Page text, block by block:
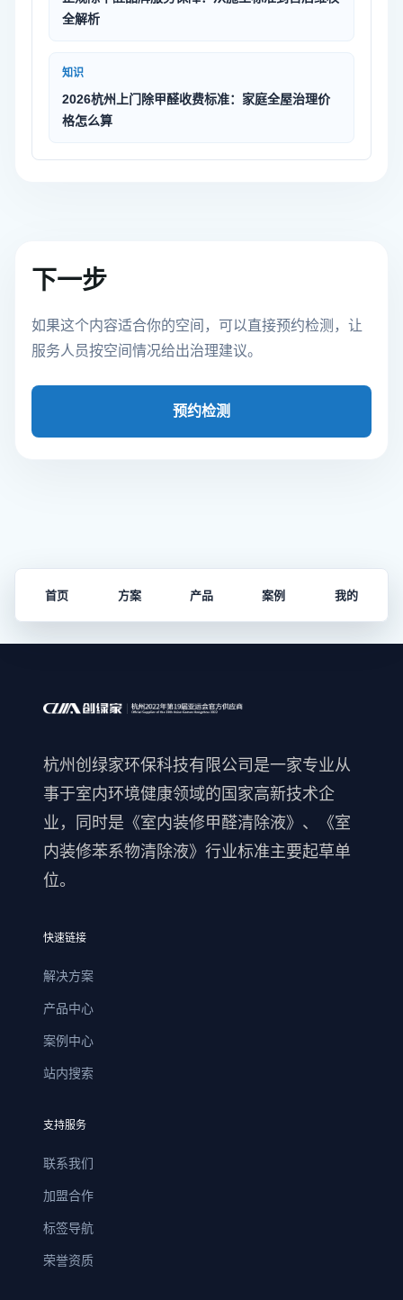
全解析
知识
2026杭州上门除甲醛收费标准：家庭全屋治理价
格怎么算
下一步
如果这个内容适合你的空间，可以直接预约检测，让
服务人员按空间情况给出治理建议。
预约检测
首页 方案 产品 案例 我的
杭州创绿家环保科技有限公司是一家专业从
事于室内环境健康领域的国家高新技术企
业，同时是《室内装修甲醛清除液》、《室
内装修苯系物清除液》行业标准主要起草单
位。
快速链接
解决方案
产品中心
案例中心
站内搜索
支持服务
联系我们
加盟合作
标签导航
荣誉资质